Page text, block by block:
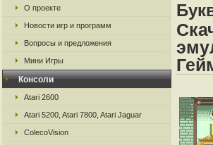
О проекте
Новости игр и программ
Вопросы и предложения
Мини Игры
Консоли
Atari 2600
Atari 5200, Atari 7800, Atari Jaguar
ColecoVision